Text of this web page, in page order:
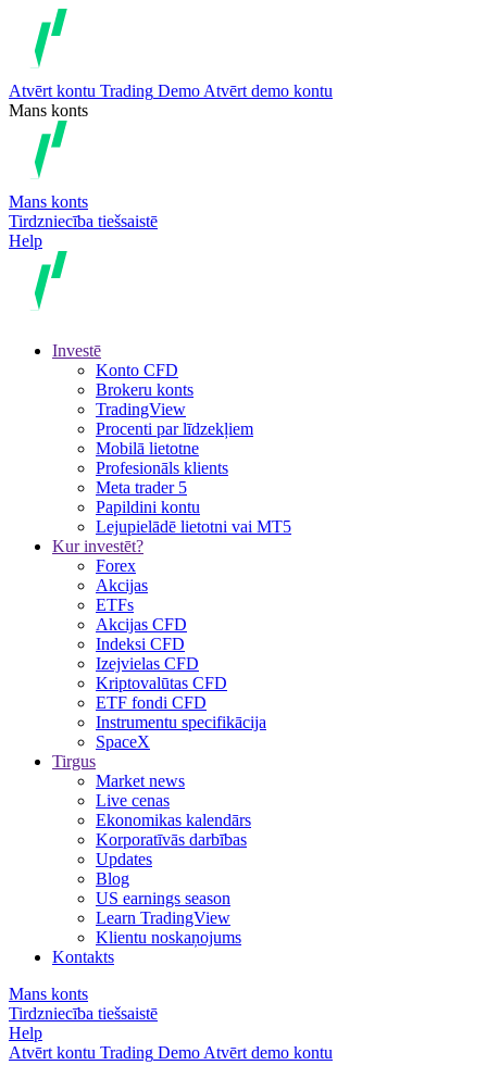
Atvērt kontu Trading Demo Atvērt demo kontu
Mans konts
Mans konts
Tirdzniecība tiešsaistē
Help
Investē
Konto CFD
Brokeru konts
TradingView
Procenti par līdzekļiem
Mobilā lietotne
Profesionāls klients
Meta trader 5
Papildini kontu
Lejupielādē lietotni vai MT5
Kur investēt?
Forex
Akcijas
ETFs
Akcijas CFD
Indeksi CFD
Izejvielas CFD
Kriptovalūtas CFD
ETF fondi CFD
Instrumentu specifikācija
SpaceX
Tirgus
Market news
Live cenas
Ekonomikas kalendārs
Korporatīvās darbības
Updates
Blog
US earnings season
Learn TradingView
Klientu noskaņojums
Kontakts
Mans konts
Tirdzniecība tiešsaistē
Help
Atvērt kontu Trading Demo Atvērt demo kontu